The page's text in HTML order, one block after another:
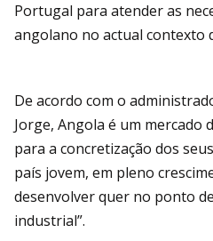
Portugal para atender as
angolano no actual contexto
De acordo com o
Jorge, Angola é um mercado
para a concretização dos
país jovem, em pleno
desenvolver quer no ponto
industrial”.